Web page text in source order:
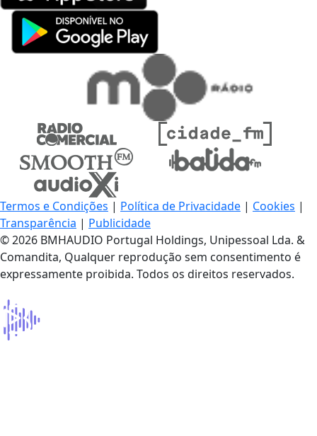
Termos e Condições | Política de Privacidade | Cookies |
Transparência | Publicidade
© 2026 BMHAUDIO Portugal Holdings, Unipessoal Lda. &
Comandita, Qualquer reprodução sem consentimento é
expressamente proibida. Todos os direitos reservados.